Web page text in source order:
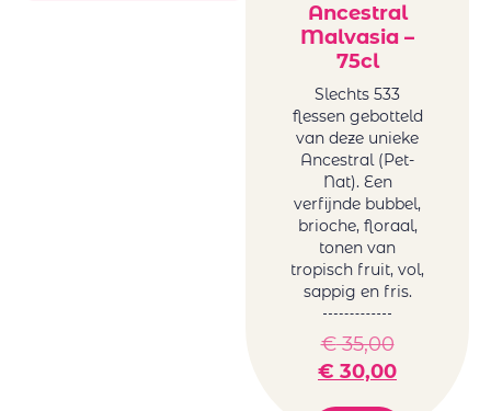
Ancestral
Malvasia –
75cl
Slechts 533
flessen gebotteld
van deze unieke
Ancestral (Pet-
Nat). Een
verfijnde bubbel,
brioche, floraal,
tonen van
tropisch fruit, vol,
sappig en fris.
€35,00
€ 30,00